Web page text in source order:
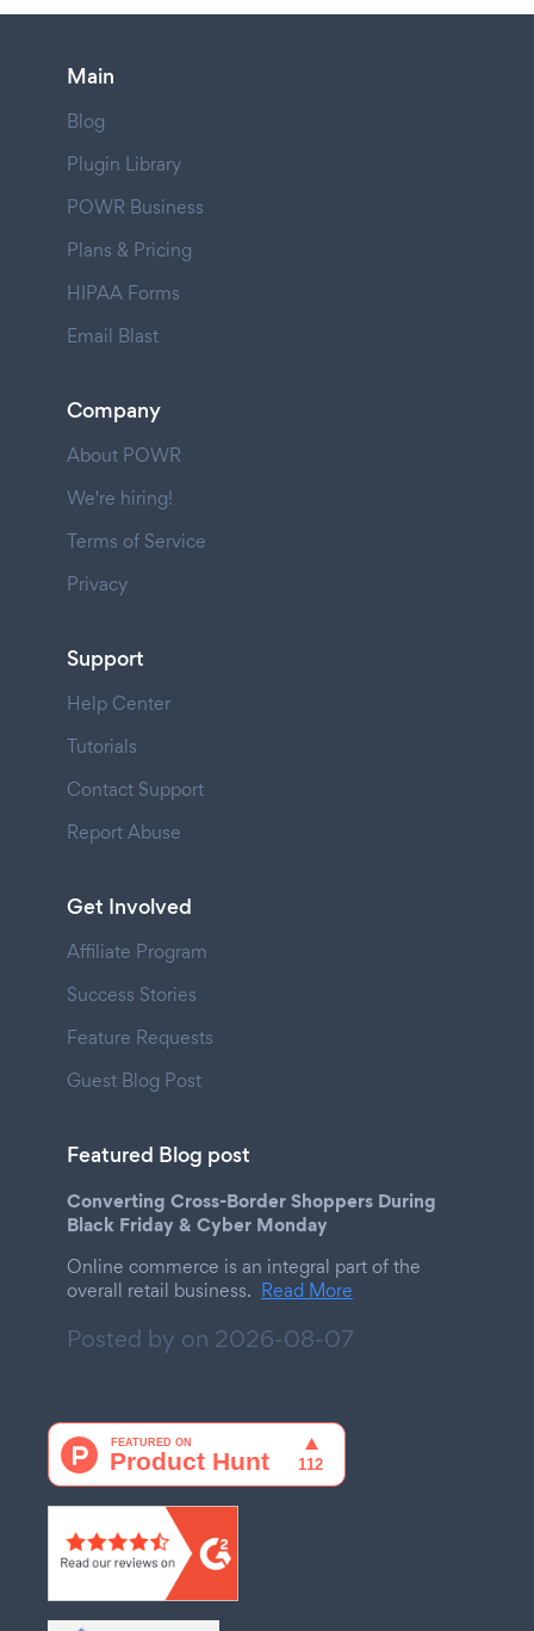
Main
Blog
Plugin Library
POWR Business
Plans & Pricing
HIPAA Forms
Email Blast
Company
About POWR
We're hiring!
Terms of Service
Privacy
Support
Help Center
Tutorials
Contact Support
Report Abuse
Get Involved
Affiliate Program
Success Stories
Feature Requests
Guest Blog Post
Featured Blog post
Converting Cross-Border Shoppers During
Black Friday & Cyber Monday
Online commerce is an integral part of the
overall retail business. Read More
Posted by on 2026-08-07